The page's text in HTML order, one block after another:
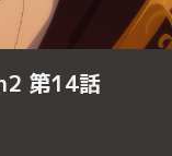
第14話